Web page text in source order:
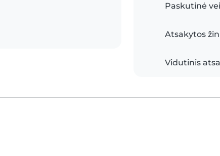
Paskutinė
Atsakytos
Vidutinis